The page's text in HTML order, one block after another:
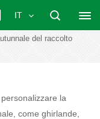
IT
del raccolto
la
come ghirlande,